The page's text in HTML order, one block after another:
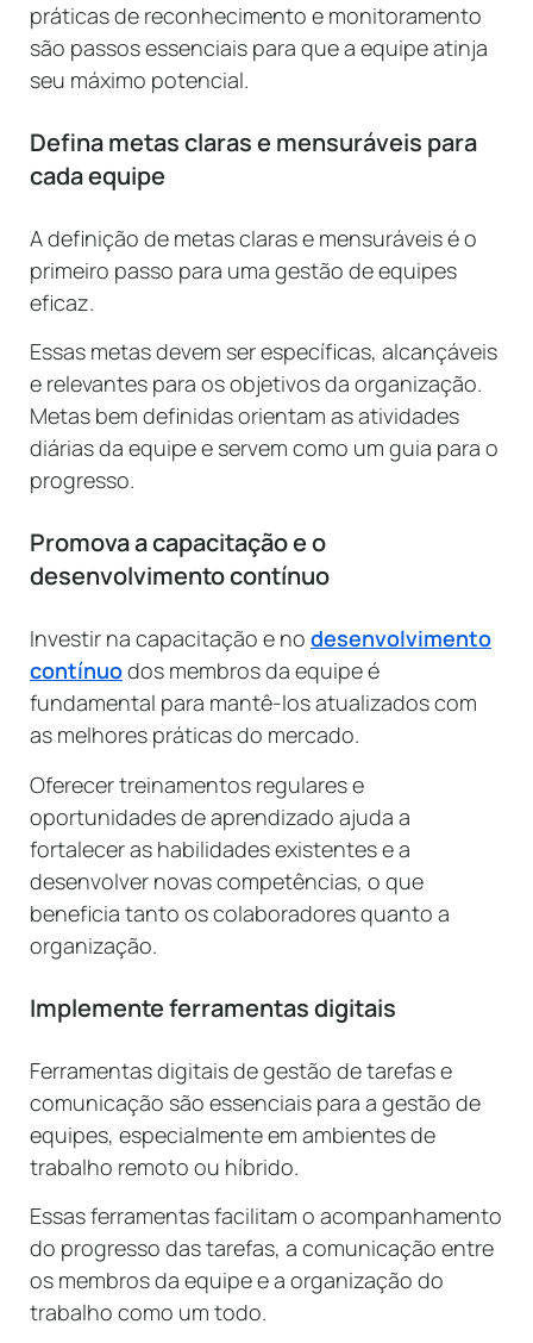
práticas de reconhecimento e monitoramento
são passos essenciais para que a equipe atinja
seu máximo potencial.
Defina metas claras e mensuráveis para
cada equipe
A definição de metas claras e mensuráveis é o
primeiro passo para uma gestão de equipes
eficaz.
Essas metas devem ser específicas, alcançáveis
e relevantes para os objetivos da organização.
Metas bem definidas orientam as atividades
diárias da equipe e servem como um guia para o
progresso.
Promova a capacitação e o
desenvolvimento contínuo
Investir na capacitação e no desenvolvimento
contínuodos membros da equipe é
fundamental para mantê-los atualizados com
as melhores práticas do mercado.
Oferecer treinamentos regulares e
oportunidades de aprendizado ajuda a
fortalecer as habilidades existentes e a
desenvolver novas competências, o que
beneficia tanto os colaboradores quanto a
organização.
Implemente ferramentas digitais
Ferramentas digitais de gestão de tarefas e
comunicação são essenciais para a gestão de
equipes, especialmente em ambientes de
trabalho remoto ou híbrido.
Essas ferramentas facilitam o acompanhamento
do progresso das tarefas, a comunicação entre
os membros da equipe e a organização do
trabalho como um todo.